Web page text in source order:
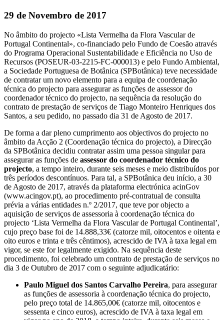
29 de Novembro de 2017
No âmbito do projecto «Lista Vermelha da Flora Vascular de
Portugal Continental», co-financiado pelo Fundo de Coesão através
do Programa Operacional Sustentabilidade e Eficiência no Uso de
Recursos (POSEUR-03-2215-FC-000013) e pelo Fundo Ambiental,
a Sociedade Portuguesa de Botânica (SPBotânica) teve necessidade
de contratar um novo elemento para a equipa de coordenação
técnica do projecto para assegurar as funções de assessor do
coordenador técnico do projecto, na sequência da resolução do
contrato de prestação de serviços de Tiago Monteiro Henriques dos
Santos, a seu pedido, no passado dia 31 de Agosto de 2017.
De forma a dar pleno cumprimento aos objectivos do projecto no
âmbito da Acção 2 (Coordenação técnica do projecto), a Direcção
da SPBotânica decidiu contratar assim uma pessoa singular para
assegurar as funções de assessor do coordenador técnico do
projecto, a tempo inteiro, durante seis meses e meio distribuídos por
três períodos descontínuos. Para tal, a SPBotânica deu início, a 30
de Agosto de 2017, através da plataforma electrónica acinGov
(www.acingov.pt), ao procedimento pré-contratual de consulta
prévia a várias entidades n.º 2/2017, que teve por objecto a
aquisição de serviços de assessoria à coordenação técnica do
projecto ‘Lista Vermelha da Flora Vascular de Portugal Continental’,
cujo preço base foi de 14.888,33€ (catorze mil, oitocentos e oitenta e
oito euros e trinta e três cêntimos), acrescido de IVA à taxa legal em
vigor, se este for legalmente exigido. Na sequência deste
procedimento, foi celebrado um contrato de prestação de serviços no
dia 3 de Outubro de 2017 com o seguinte adjudicatário:
Paulo Miguel dos Santos Carvalho Pereira, para assegurar
as funções de assessoria à coordenação técnica do projecto,
pelo preço total de 14.865,00€ (catorze mil, oitocentos e
sessenta e cinco euros), acrescido de IVA à taxa legal em